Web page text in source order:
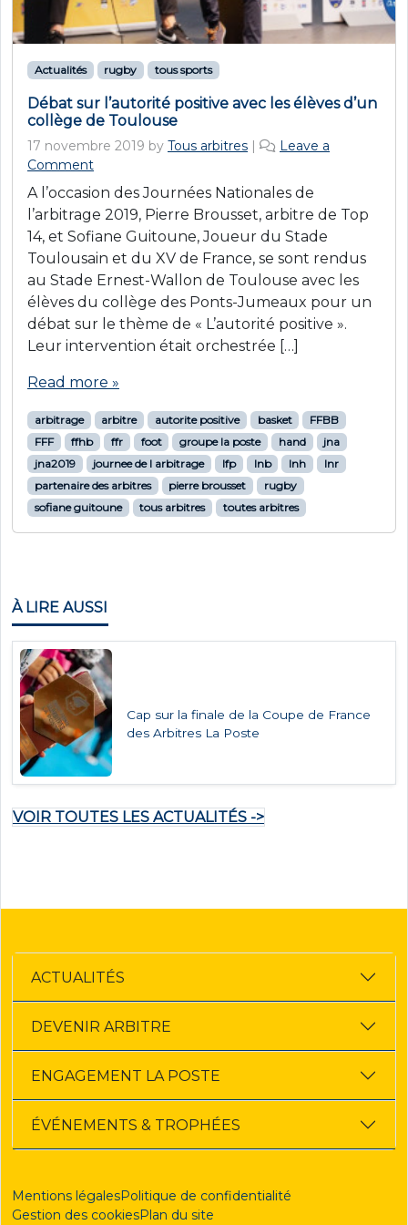
Actualités rugby tous sports
Débat sur l’autorité positive avec les élèves d’un
collège de Toulouse
17 novembre 2019 by Tous arbitres |
Leave a
Comment
A l’occasion des Journées Nationales de
l’arbitrage 2019, Pierre Brousset, arbitre de Top
14, et Sofiane Guitoune, Joueur du Stade
Toulousain et du XV de France, se sont rendus
au Stade Ernest-Wallon de Toulouse avec les
élèves du collège des Ponts-Jumeaux pour un
débat sur le thème de « L’autorité positive ».
Leur intervention était orchestrée […]
Read more »
arbitrage arbitre autorite positive basket
FFBB
FFF
ffhb ffr foot groupe la poste hand
jna
jna2019
journee de l arbitrage lfp lnb lnh
lnr
partenaire des arbitres
pierre brousset
rugby
sofiane guitoune
tous arbitres toutes arbitres
À LIRE AUSSI
Cap sur la finale de la Coupe de France
des Arbitres La Poste
VOIR TOUTES LES ACTUALITÉS ->
ACTUALITÉS
DEVENIR ARBITRE
ENGAGEMENT LA POSTE
ÉVÉNEMENTS & TROPHÉES
Mentions légalesPolitique de confidentialité
Gestion des cookiesPlan du site